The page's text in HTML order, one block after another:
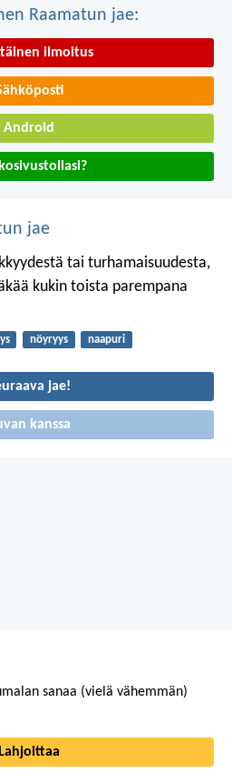
Raamatun jae:
ilmoitus
Android
jae
tai turhamaisuudesta,
kukin toista parempana
nöyryys naapuri
jae!
kanssa
sanaa (vielä vähemmän)
Lahjoittaa